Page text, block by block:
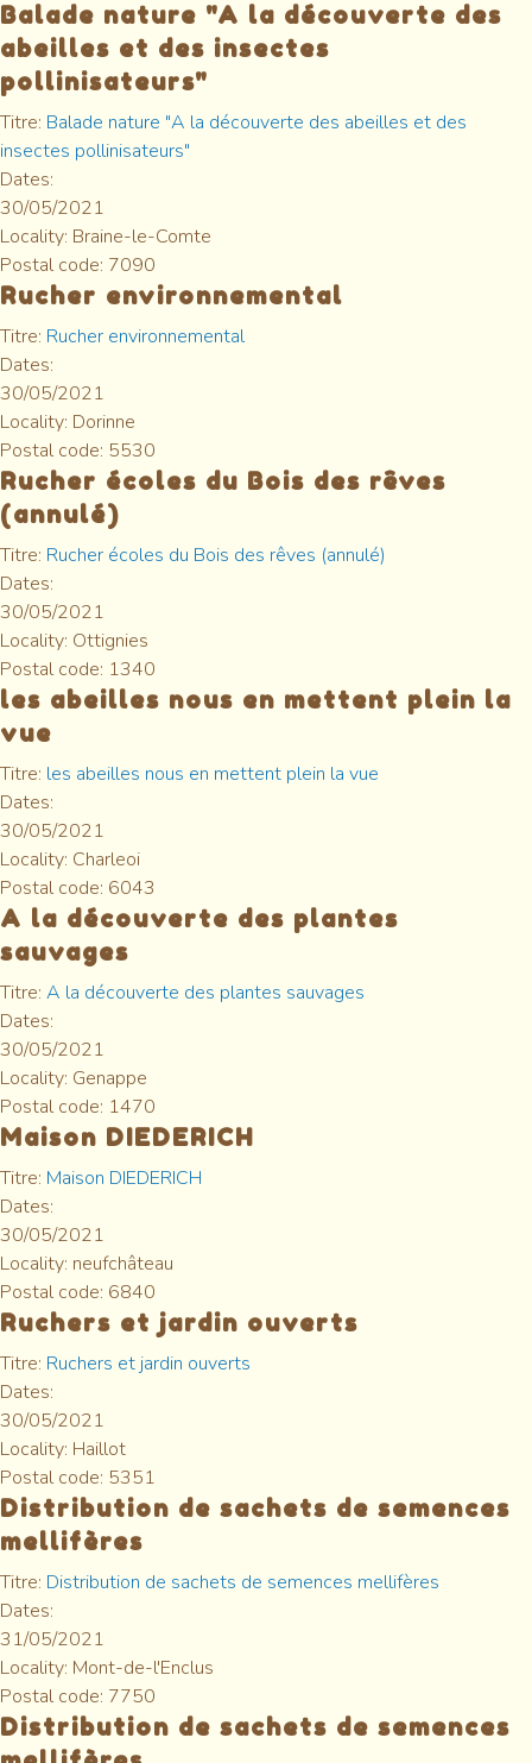
Balade nature "A la découverte des
abeilles et des insectes
pollinisateurs"
Titre: Balade nature "A la découverte des abeilles et des
insectes pollinisateurs"
Dates:
30/05/2021
Locality: Braine-le-Comte
Postal code: 7090
Rucher environnemental
Titre: Rucher environnemental
Dates:
30/05/2021
Locality: Dorinne
Postal code: 5530
Rucher écoles du Bois des rêves
(annulé)
Titre: Rucher écoles du Bois des rêves (annulé)
Dates:
30/05/2021
Locality: Ottignies
Postal code: 1340
les abeilles nous en mettent plein la
vue
Titre: les abeilles nous en mettent plein la vue
Dates:
30/05/2021
Locality: Charleoi
Postal code: 6043
A la découverte des plantes
sauvages
Titre: A la découverte des plantes sauvages
Dates:
30/05/2021
Locality: Genappe
Postal code: 1470
Maison DIEDERICH
Titre: Maison DIEDERICH
Dates:
30/05/2021
Locality: neufchâteau
Postal code: 6840
Ruchers et jardin ouverts
Titre: Ruchers et jardin ouverts
Dates:
30/05/2021
Locality: Haillot
Postal code: 5351
Distribution de sachets de semences
mellifères
Titre: Distribution de sachets de semences mellifères
Dates:
31/05/2021
Locality: Mont-de-l'Enclus
Postal code: 7750
Distribution de sachets de semences